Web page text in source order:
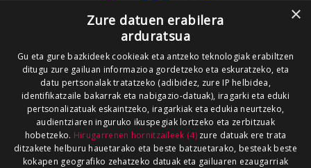
×
Zure datuen erabilera
arduratsua
Gu eta gure bazkideek cookieak eta antzeko teknologiak erabiltzen
ditugu zure gailuan informazioa gordetzeko eta eskuratzeko, eta
datu pertsonalak tratatzeko (adibidez, zure IP helbidea,
identifikatzaile bakarrak eta nabigazio-datuak), iragarki eta eduki
pertsonalizatuak eskaintzeko, iragarkiak eta edukia neurtzeko,
audientziaren inguruko ikuspegiak lortzeko eta zerbitzuak
hobetzeko. Hirugarrenen hornitzaileek (4)zure datuak ere trata
ditzakete helburu hauetarako eta beste batzuetarako, besteak beste
kokapen geografiko zehatzeko datuak eta gailuaren ezaugarriak